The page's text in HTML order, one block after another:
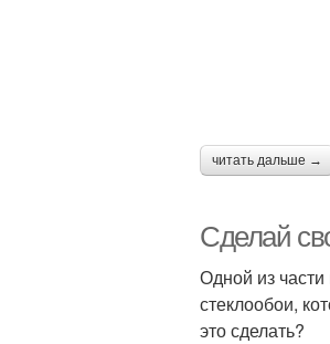
читать дальше →
Сделай
Одной из
стеклообои,
это сделать?